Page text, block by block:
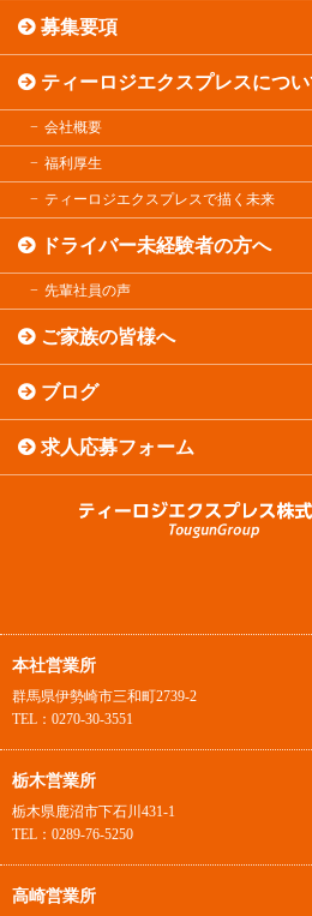
募集要項
ティーロジエクスプレスについ
会社概要
福利厚生
ティーロジエクスプレスで描く未来
ドライバー未経験者の方へ
先輩社員の声
ご家族の皆様へ
ブログ
求人応募フォーム
本社営業所
群馬県伊勢崎市三和町2739-2
TEL：0270-30-3551
栃木営業所
栃木県鹿沼市下石川431-1
TEL：0289-76-5250
高崎営業所